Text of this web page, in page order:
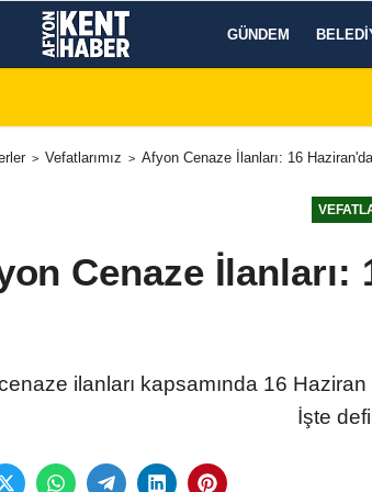
GÜNDEM
Vefatlarımız Afyon Cenaze İlanları: 16
Cenaze
ilanları kapsamında 16
İşte